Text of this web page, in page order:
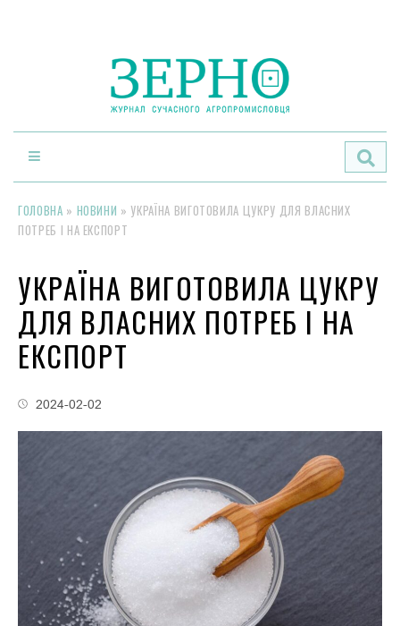
ГОЛОВНА » НОВИНИ » УКРАЇНА ВИГОТОВИЛА ЦУКРУ ДЛЯ ВЛАСНИХ
ПОТРЕБ І НА ЕКСПОРТ
УКРАЇНА ВИГОТОВИЛА ЦУКРУ
ДЛЯ ВЛАСНИХ ПОТРЕБ І НА
ЕКСПОРТ
2024-02-02